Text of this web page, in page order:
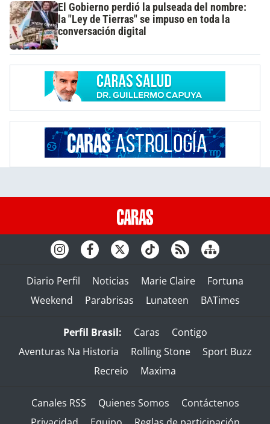
El Gobierno perdió la pulseada del nombre:
la "Ley de Tierras" se impuso en toda la
conversación digital
Diario Perfil Noticias Marie Claire
Fortuna
Weekend
Parabrisas Lunateen BATimes
Perfil Brasil: Caras
Contigo
Aventuras Na Historia
Rolling Stone
Sport Buzz
Recreio
Maxima
Canales RSS Quienes Somos
Contáctenos